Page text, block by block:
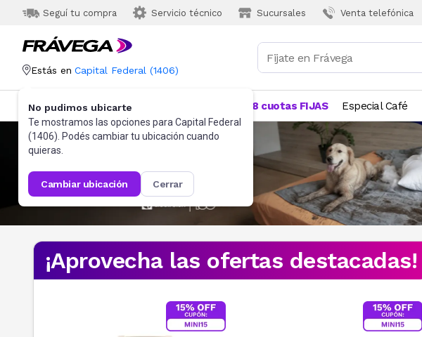
Seguí tu compra Servicio técnico Sucursales Venta telefónica
Estás en Capital Federal (1406)
No pudimos ubicarte
Te mostramos las opciones para Capital Federal
(1406). Podés cambiar tu ubicación cuando
quieras.
cambiar ubicación cerrar
Categorías Más Vendidos 18 cuotas FIJAS Especial Café
¡Aprovecha las ofertas destacadas!